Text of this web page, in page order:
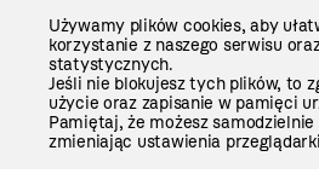
Używamy plików cookies, aby
korzystanie z naszego serwisu
statystycznych.
Jeśli nie blokujesz tych plików, to
użycie oraz zapisanie w pamięci
Pamiętaj, że możesz
zmieniając ustawienia